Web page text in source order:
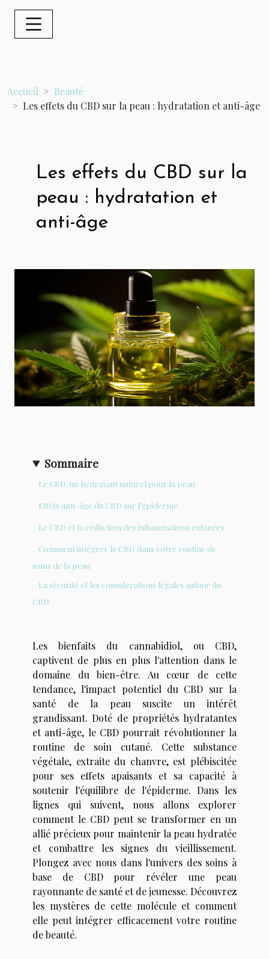
Accueil
Beauté
Les effets du CBD sur la peau : hydratation et anti-âge
Les effets du CBD sur la
peau : hydratation et
anti-âge
Sommaire
Le CBD, un hydratant naturel pour la peau
Effets anti-âge du CBD sur l'épiderme
Le CBD et la réduction des inflammations cutanées
Comment intégrer le CBD dans votre routine de
soins de la peau
La sécurité et les considérations légales autour du
CBD
Les bienfaits du cannabidiol, ou CBD,
captivent de plus en plus l'attention dans le
domaine du bien-être. Au cœur de cette
tendance, l'impact potentiel du CBD sur la
santé de la peau suscite un intérêt
grandissant. Doté de propriétés hydratantes
et anti-âge, le CBD pourrait révolutionner la
routine de soin cutané. Cette substance
végétale, extraite du chanvre, est plébiscitée
pour ses effets apaisants et sa capacité à
soutenir l'équilibre de l'épiderme. Dans les
lignes qui suivent, nous allons explorer
comment le CBD peut se transformer en un
allié précieux pour maintenir la peau hydratée
et combattre les signes du vieillissement.
Plongez avec nous dans l'univers des soins à
base de CBD pour révéler une peau
rayonnante de santé et de jeunesse. Découvrez
les mystères de cette molécule et comment
elle peut intégrer efficacement votre routine
de beauté.